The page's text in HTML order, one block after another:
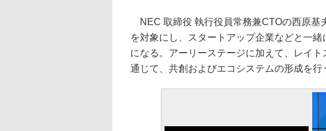
NEC 取締役 執行役員常務兼CTOの西原基
を対象にし、スタートアップ企業などと一
になる。アーリーステージに加えて、レイ
通じて、共創およびエコシステムの形成を行